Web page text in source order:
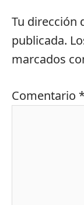
Tu dirección
publicada.
marcados
Comentario *